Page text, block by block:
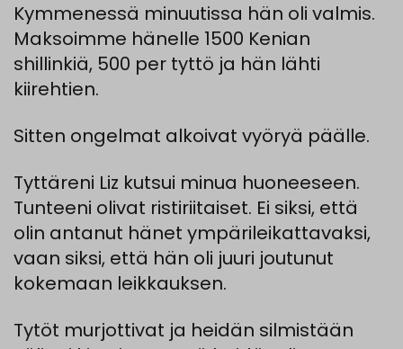
Kymmenessä minuutissa hän oli valmis.
Maksoimme hänelle 1500 Kenian
shillinkiä, 500 per tyttö ja hän lähti
kiirehtien.
Sitten ongelmat alkoivat vyöryä päälle.
Tyttäreni Liz kutsui minua huoneeseen.
Tunteeni olivat ristiriitaiset. Ei siksi, että
olin antanut hänet ympärileikattavaksi,
vaan siksi, että hän oli juuri joutunut
kokemaan leikkauksen.
Tytöt murjottivat ja heidän silmistään